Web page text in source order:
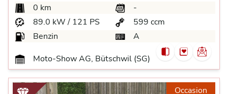
0 km
-
89.0 kW / 121 PS
599 ccm
Benzin
A
Moto-Show AG, Bütschwil (SG)
Occasion